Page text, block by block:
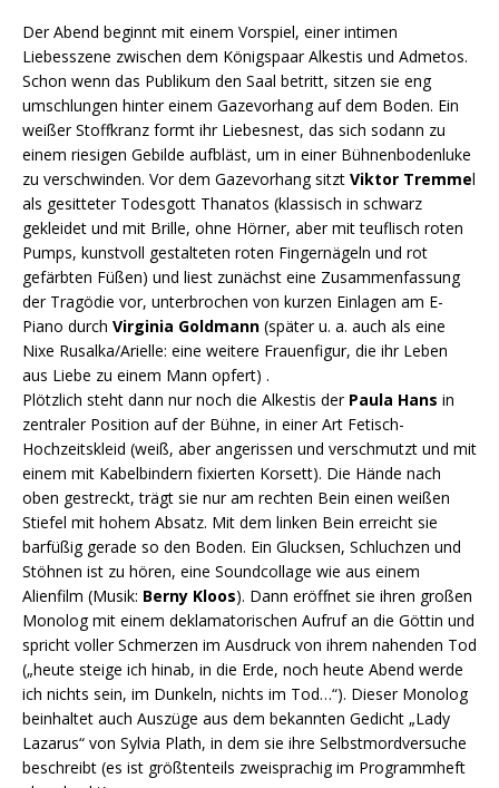
Der Abend beginnt mit einem Vorspiel, einer intimen
Liebesszene zwischen dem Königspaar Alkestis und Admetos.
Schon wenn das Publikum den Saal betritt, sitzen sie eng
umschlungen hinter einem Gazevorhang auf dem Boden. Ein
weißer Stoffkranz formt ihr Liebesnest, das sich sodann zu
einem riesigen Gebilde aufbläst, um in einer Bühnenbodenluke
zu verschwinden. Vor dem Gazevorhang sitzt Viktor Tremmel
als gesitteter Todesgott Thanatos (klassisch in schwarz
gekleidet und mit Brille, ohne Hörner, aber mit teuflisch roten
Pumps, kunstvoll gestalteten roten Fingernägeln und rot
gefärbten Füßen) und liest zunächst eine Zusammenfassung
der Tragödie vor, unterbrochen von kurzen Einlagen am E-
Piano durch Virginia Goldmann (später u. a. auch als eine
Nixe Rusalka/Arielle: eine weitere Frauenfigur, die ihr Leben
aus Liebe zu einem Mann opfert) .
Plötzlich steht dann nur noch die Alkestis der Paula Hans in
zentraler Position auf der Bühne, in einer Art Fetisch-
Hochzeitskleid (weiß, aber angerissen und verschmutzt und mit
einem mit Kabelbindern fixierten Korsett). Die Hände nach
oben gestreckt, trägt sie nur am rechten Bein einen weißen
Stiefel mit hohem Absatz. Mit dem linken Bein erreicht sie
barfüßig gerade so den Boden. Ein Glucksen, Schluchzen und
Stöhnen ist zu hören, eine Soundcollage wie aus einem
Alienfilm (Musik: Berny Kloos). Dann eröffnet sie ihren großen
Monolog mit einem deklamatorischen Aufruf an die Göttin und
spricht voller Schmerzen im Ausdruck von ihrem nahenden Tod
(„heute steige ich hinab, in die Erde, noch heute Abend werde
ich nichts sein, im Dunkeln, nichts im Tod…“). Dieser Monolog
beinhaltet auch Auszüge aus dem bekannten Gedicht „Lady
Lazarus“ von Sylvia Plath, in dem sie ihre Selbstmordversuche
beschreibt (es ist größtenteils zweisprachig im Programmheft